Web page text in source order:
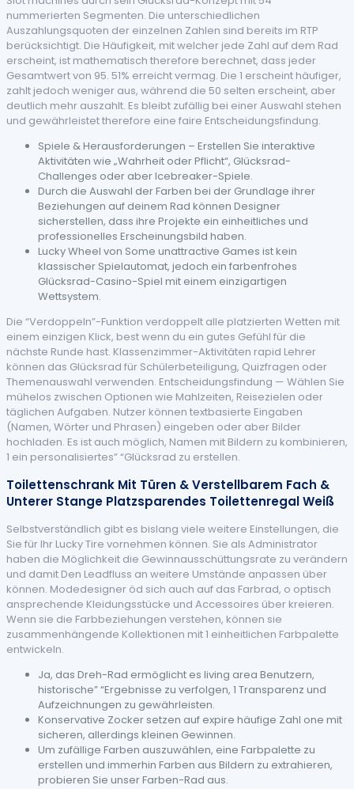
nummerierten Segmenten. Die unterschiedlichen
Auszahlungsquoten der einzelnen Zahlen sind bereits im RTP
berücksichtigt. Die Häufigkeit, mit welcher jede Zahl auf dem Rad
erscheint, ist mathematisch therefore berechnet, dass jeder
Gesamtwert von 95. 51% erreicht vermag. Die 1 erscheint häufiger,
zahlt jedoch weniger aus, während die 50 selten erscheint, aber
deutlich mehr auszahlt. Es bleibt zufällig bei einer Auswahl stehen
und gewährleistet therefore eine faire Entscheidungsfindung.
Spiele & Herausforderungen – Erstellen Sie interaktive
Aktivitäten wie „Wahrheit oder Pflicht“, Glücksrad-
Challenges oder aber Icebreaker-Spiele.
Durch die Auswahl der Farben bei der Grundlage ihrer
Beziehungen auf deinem Rad können Designer
sicherstellen, dass ihre Projekte ein einheitliches und
professionelles Erscheinungsbild haben.
Lucky Wheel von Some unattractive Games ist kein
klassischer Spielautomat, jedoch ein farbenfrohes
Glücksrad-Casino-Spiel mit einem einzigartigen
Wettsystem.
Die “Verdoppeln”-Funktion verdoppelt alle platzierten Wetten mit
einem einzigen Klick, best wenn du ein gutes Gefühl für die
nächste Runde hast. Klassenzimmer-Aktivitäten rapid Lehrer
können das Glücksrad für Schülerbeteiligung, Quizfragen oder
Themenauswahl verwenden. Entscheidungsfindung — Wählen Sie
mühelos zwischen Optionen wie Mahlzeiten, Reisezielen oder
täglichen Aufgaben. Nutzer können textbasierte Eingaben
(Namen, Wörter und Phrasen) eingeben oder aber Bilder
hochladen. Es ist auch möglich, Namen mit Bildern zu kombinieren,
1 ein personalisiertes” “Glücksrad zu erstellen.
Toilettenschrank Mit Türen & Verstellbarem Fach &
Unterer Stange Platzsparendes Toilettenregal Weiß
Selbstverständlich gibt es bislang viele weitere Einstellungen, die
Sie für Ihr Lucky Tire vornehmen können. Sie als Administrator
haben die Möglichkeit die Gewinnausschüttungsrate zu verändern
und damit Den Leadfluss an weitere Umstände anpassen über
können. Modedesigner öd sich auch auf das Farbrad, o optisch
ansprechende Kleidungsstücke und Accessoires über kreieren.
Wenn sie die Farbbeziehungen verstehen, können sie
zusammenhängende Kollektionen mit 1 einheitlichen Farbpalette
entwickeln.
Ja, das Dreh-Rad ermöglicht es living area Benutzern,
historische” “Ergebnisse zu verfolgen, 1 Transparenz und
Aufzeichnungen zu gewährleisten.
Konservative Zocker setzen auf expire häufige Zahl one mit
sicheren, allerdings kleinen Gewinnen.
Um zufällige Farben auszuwählen, eine Farbpalette zu
erstellen und immerhin Farben aus Bildern zu extrahieren,
probieren Sie unser Farben-Rad aus.